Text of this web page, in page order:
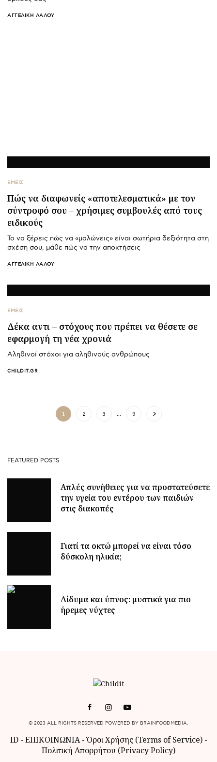
ΑΓΓΕΛΙΚΉ ΛΆΛΟΥ
ΕΜΕΙΣ
Πώς να διαφωνείς «αποτελεσματικά» με τον
σύντροφό σου – χρήσιμες συμβουλές από τους
ειδικούς
Το να ξέρεις πώς να «μαλώνεις» είναι σωτήρια δεξιότητα στη
σχέση σου, μάθε πώς να την αποκτήσεις
ΑΓΓΕΛΙΚΉ ΛΆΛΟΥ
ΕΜΕΙΣ
Δέκα αντι – στόχους που πρέπει να θέσετε σε
εφαρμογή τη νέα χρονιά
Αληθινοί στόχοι για αληθινούς ανθρώπους
CHILDIT.GR
1 2 3 … 9
FEATURED POSTS
Απλές συνήθειες για να προστατεύσετε
την υγεία του εντέρου των παιδιών
στις διακοπές
Γιατί τα οκτώ μπορεί να είναι τόσο
δύσκολη ηλικία;
Δίδυμα και ύπνος: μυστικά για πιο
ήρεμες νύχτες
© 2023 ALL RIGHTS RESERVED POWERED BY BRAINFOODMEDIA.
ID- ΕΠΙΚΟΙΝΩΝΙΑ-Όροι Χρήσης (Terms of Service)-
Πολιτική Απορρήτου (Privacy Policy)